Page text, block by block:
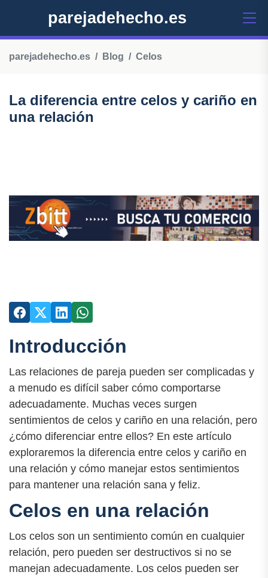
parejadehecho.es
parejadehecho.es Blog Celos
La diferencia entre celos y cariño en
una relación
Introducción
Las relaciones de pareja pueden ser complicadas y
a menudo es difícil saber cómo comportarse
adecuadamente. Muchas veces surgen
sentimientos de celos y cariño en una relación, pero
¿cómo diferenciar entre ellos? En este artículo
exploraremos la diferencia entre celos y cariño en
una relación y cómo manejar estos sentimientos
para mantener una relación sana y feliz.
Celos en una relación
Los celos son un sentimiento común en cualquier
relación, pero pueden ser destructivos si no se
manejan adecuadamente. Los celos pueden ser